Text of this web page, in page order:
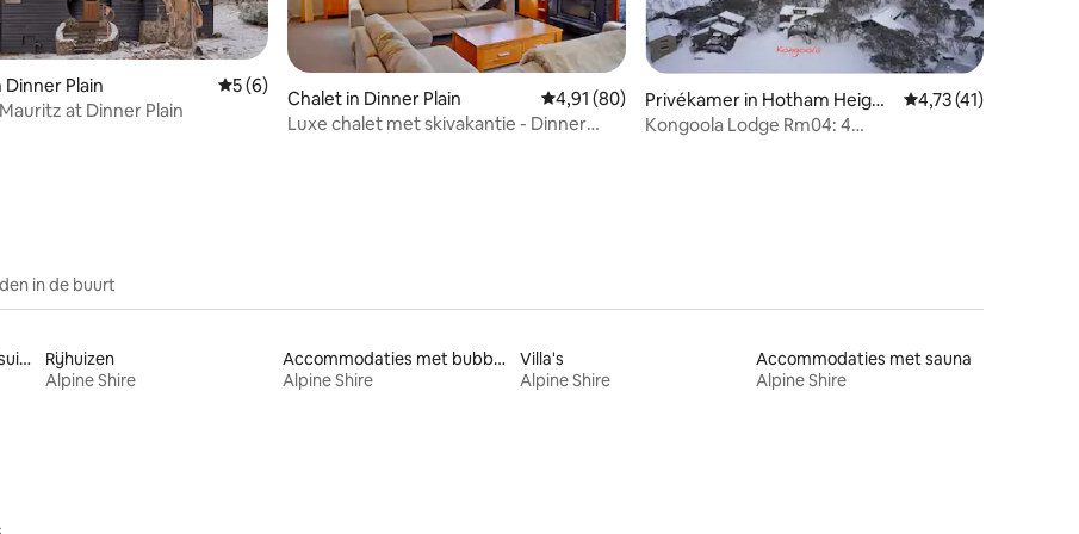
van 4,93 op 5, 30 recensies
Plain Gemiddelde beoordeling van 5 op 5, 6 recensies
5 (6)
at Dinner Plain
Chalet in Dinner Plain Gemiddelde beoordeling van 4,91 op 5, 80 recensies
4,91 (80)
Luxe chalet met skivakantie - Dinner
Privékamer in Hotham Height
s
Gemiddelde
4,73 (41)
Kongoola Lodge Rm04: 4
in de buurt
Accommodaties in privésuites
Rijhuizen
Alpine Shire
Accommodaties met bubbelbad
Alpine Shire
Villa's
Alpine Shire
Accommodaties met sauna
Alpine Shire